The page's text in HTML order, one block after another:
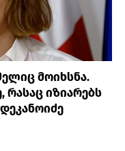
მოიხსნა.
რასაც იზიარებს